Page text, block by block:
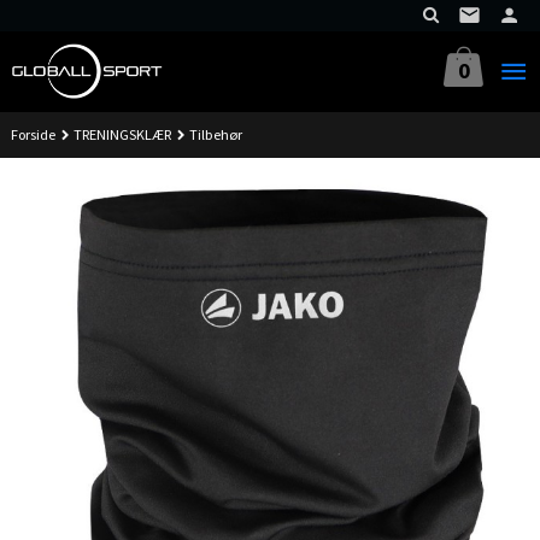
innholdet
0
Forside TRENINGSKLÆR Tilbehør